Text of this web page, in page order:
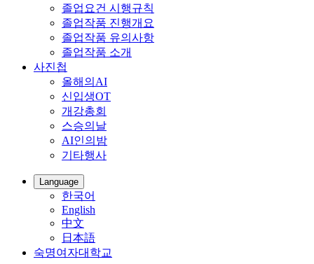
졸업요건 시행규칙
졸업작품 진행개요
졸업작품 유의사항
졸업작품 소개
사진첩
올해의AI
신입생OT
개강총회
스승의날
AI인의밤
기타행사
Language
한국어
English
中文
日本語
숙명여자대학교